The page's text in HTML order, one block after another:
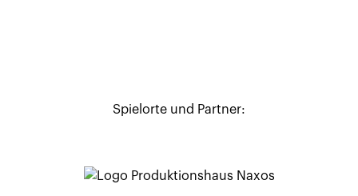
Spielorte und Partner: